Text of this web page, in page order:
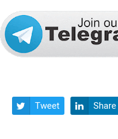
 Tweet  Share